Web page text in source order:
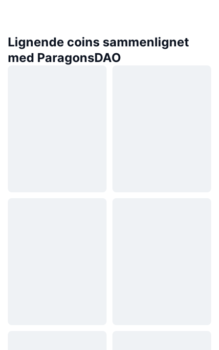
Lignende coins sammenlignet
med ParagonsDAO